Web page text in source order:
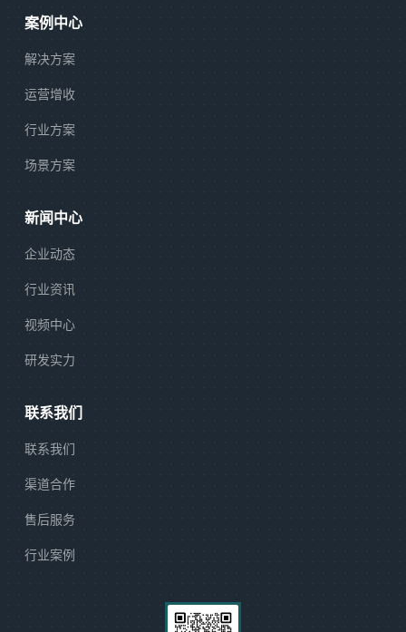
案例中心
解决方案
运营增收
行业方案
场景方案
新闻中心
企业动态
行业资讯
视频中心
研发实力
联系我们
联系我们
渠道合作
售后服务
行业案例